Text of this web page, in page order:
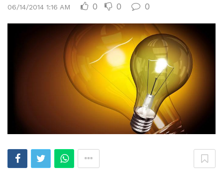
06/14/2014 1:16 AM 0 0 0